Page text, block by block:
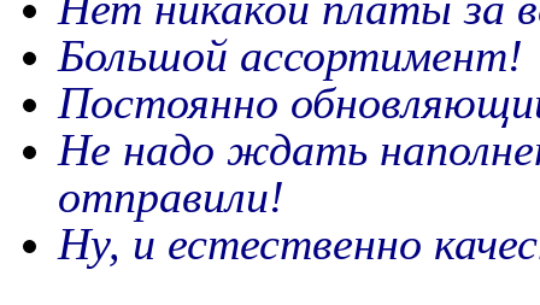
Большой ассортимент!
Постоянно
Не надо ждать
отправили!
Ну, и естественно